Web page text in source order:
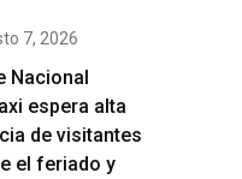
7, 2026
Nacional
espera alta
de visitantes
el feriado y